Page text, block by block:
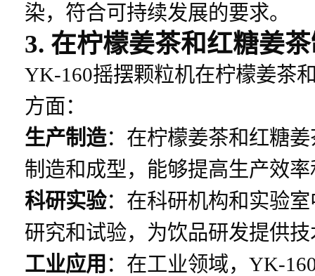
染，符合可持续发展的要求。
3. 在柠檬姜茶和红糖姜
YK-160摇摆颗粒机在柠檬姜茶
方面：
生产制造：在柠檬姜茶和红糖
制造和成型，能够提高生产效
科研实验：在科研机构和实验
研究和试验，为饮品研发提供
工业应用 ：在工业领域，YK-